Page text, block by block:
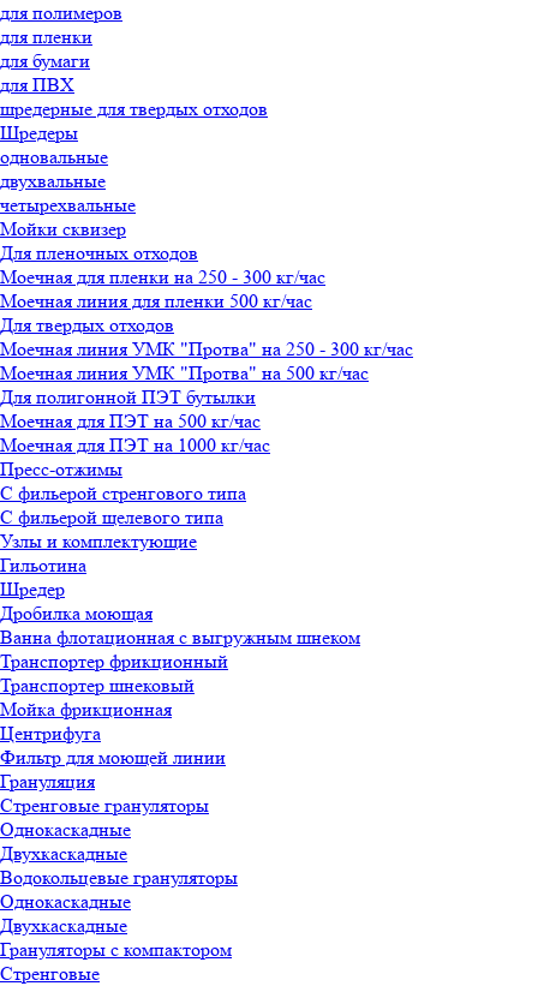
для полимеров
для пленки
для бумаги
для ПВХ
шредерные для твердых отходов
Шредеры
одновальные
двухвальные
четырехвальные
Мойки сквизер
Для пленочных отходов
Моечная для пленки на 250 - 300 кг/час
Моечная линия для пленки 500 кг/час
Для твердых отходов
Моечная линия УМК "Протва" на 250 - 300 кг/час
Моечная линия УМК "Протва" на 500 кг/час
Для полигонной ПЭТ бутылки
Моечная для ПЭТ на 500 кг/час
Моечная для ПЭТ на 1000 кг/час
Пресс-отжимы
С фильерой стренгового типа
С фильерой щелевого типа
Узлы и комплектующие
Гильотина
Шредер
Дробилка моющая
Ванна флотационная с выгружным шнеком
Транспортер фрикционный
Транспортер шнековый
Мойка фрикционная
Центрифуга
Фильтр для моющей линии
Грануляция
Стренговые грануляторы
Однокаскадные
Двухкаскадные
Водокольцевые грануляторы
Однокаскадные
Двухкаскадные
Грануляторы с компактором
Стренговые